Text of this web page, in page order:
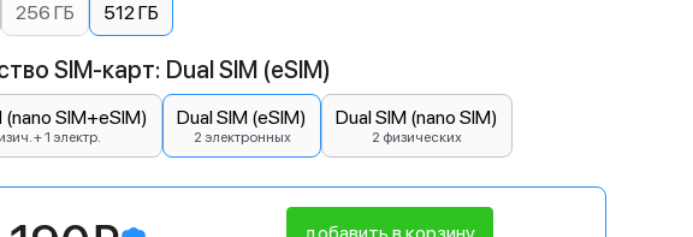
256 ГБ 512 ГБ
SIM-карт: Dual SIM (eSIM)
(nano SIM+eSIM)
+ 1 электр.
Dual SIM (eSIM)
2 электронных
Dual SIM (nano SIM)
2 физических